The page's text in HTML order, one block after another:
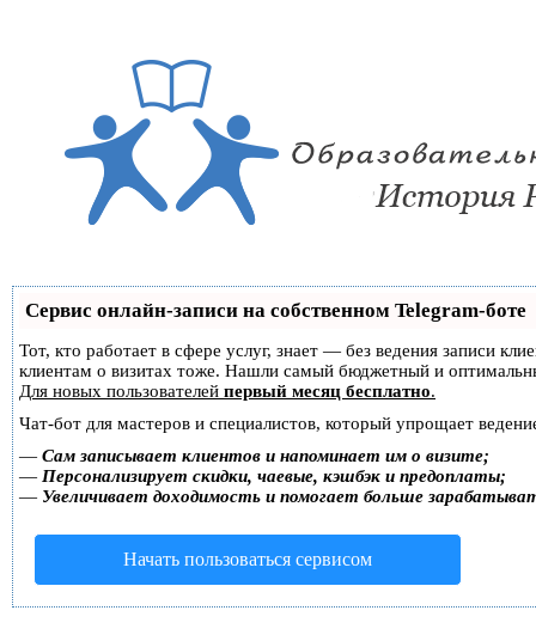
Сервис онлайн-записи на собственном Telegram-боте
Тот, кто работает в сфере услуг, знает — без ведения записи
клиентам о визитах тоже. Нашли самый бюджетный и
Для новых пользователей первый месяц бесплатно.
Чат-бот для мастеров и специалистов, который упрощает
— Сам записывает клиентов и напоминает им о визите;
— Персонализирует скидки, чаевые, кэшбэк и предоплаты;
— Увеличивает доходимость и помогает больше
Начать пользоваться сервисом